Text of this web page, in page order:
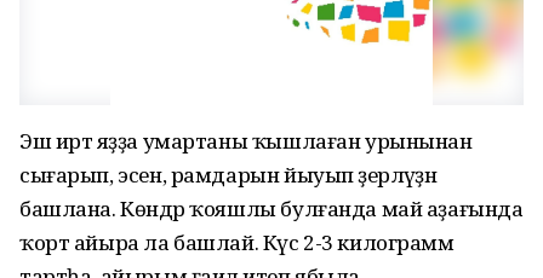
Эш иртә яҙҙа умартаны ҡышлаған урынынан
сығарып, эсен, рамдарын йыуып әҙерләүҙән
башлана. Көндәр ҡояшлы булғанда май аҙағында
ҡорт айыра ла башлай. Күс 2-3 килограмм